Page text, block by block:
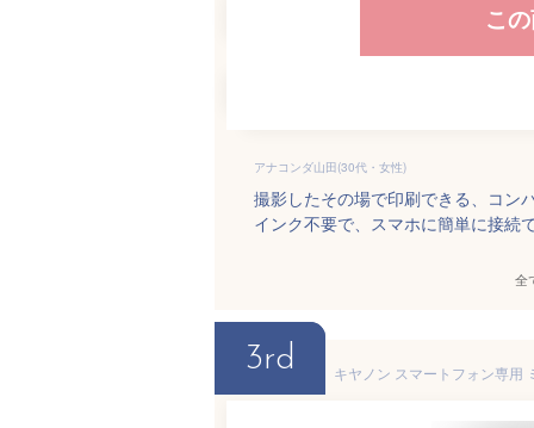
こ
アナコンダ山田(30代・女性)
撮影したその場で印刷できる、コン
インク不要で、スマホに簡単に接続
全
3rd